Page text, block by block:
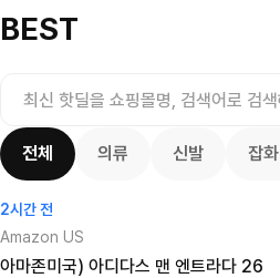
BEST
전체 의류 신발 잡화
2시간 전
Amazon US
아마존미국) 아디다스 맨 엔트라다 26